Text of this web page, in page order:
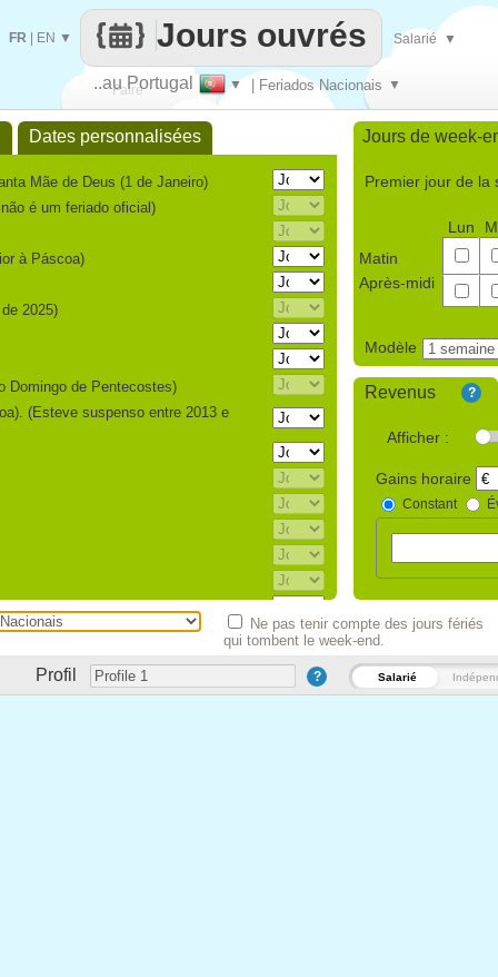
Faire
que
..au Portugal ▼ | Feriados Nacionais ▼
Jours ouvrés
FR EN ▼ Salarié ▼
Jours de week-
Premier jour de la
Matin
Après-midi
Lun
Modèle
Revenus ?
Afficher :
Gains horaire
Constant
Profil ? Salarié
Dates personnalisées
Mãe de Deus (1 de Janeiro)
é um feriado oficial)
à Páscoa)
2025)
Domingo de Pentecostes)
(Esteve suspenso entre 2013 e
(Esteve suspenso entre 2013 e
suspenso entre 2013 e 2015)
Ne pas tenir compte des jours fériés
qui tombent le week-end.